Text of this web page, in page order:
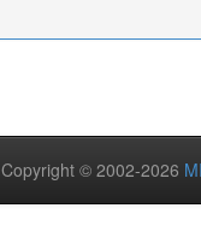
Copyright © 2002-2026